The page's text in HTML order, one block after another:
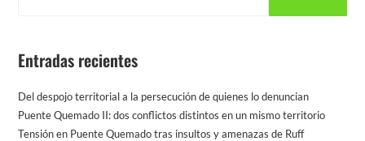
Entradas recientes
Del despojo territorial a la persecución de quienes lo denuncian
Puente Quemado II: dos conflictos distintos en un mismo territorio
Tensión en Puente Quemado tras insultos y amenazas de Ruff